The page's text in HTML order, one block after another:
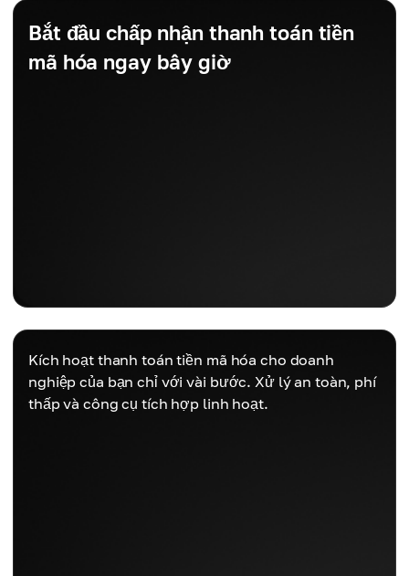
Bắt đầu chấp nhận thanh toán tiền
mã hóa ngay bây giờ
Kích hoạt thanh toán tiền mã hóa cho doanh
nghiệp của bạn chỉ với vài bước. Xử lý an toàn, phí
thấp và công cụ tích hợp linh hoạt.